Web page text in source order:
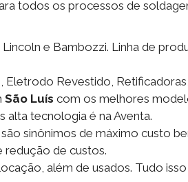
todos os processos de
e Bambozzi. Linha de
Revestido,
São Luís com os melhores
alta tecnologia é na Aventa.
sinônimos de máximo custo
redução de custos.
além de usados. Tudo